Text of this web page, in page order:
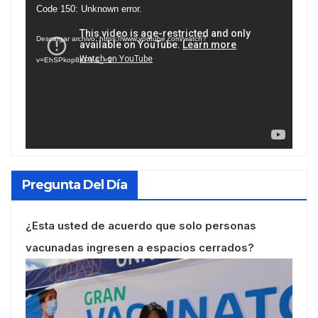
Reproductor
vídeo
Code 150: Unknown error.
Descargar archivo: https://www.youtube.com/watch?
v=EhSPkop8KPY&_=1
Pregunta Del Día
¿Esta usted de acuerdo que solo personas
vacunadas ingresen a espacios cerrados?